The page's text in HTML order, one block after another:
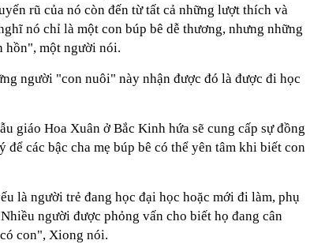
rũ của nó còn đến từ tất cả những lượt thích và
nó chỉ là một con búp bê dễ thương, nhưng những
hồn", một người nói.
người "con nuôi" này nhận được đó là được đi học
giáo Hoa Xuân ở Bắc Kinh hứa sẽ cung cấp sự đồng
các bậc cha mẹ búp bê có thể yên tâm khi biết con
là người trẻ đang học đại học hoặc mới đi làm, phụ
người được phỏng vấn cho biết họ đang cân
con", Xiong nói.